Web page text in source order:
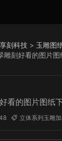
刻科技 > 玉雕图
雕刻好看的图片图
看的图片图纸
 立体系列玉雕